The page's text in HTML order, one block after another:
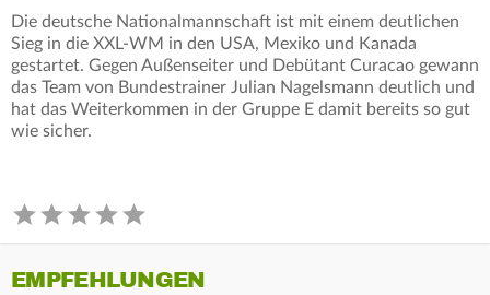
Die deutsche Nationalmannschaft ist mit einem deutlichen
Sieg in die XXL-WM in den USA, Mexiko und Kanada
gestartet. Gegen Außenseiter und Debütant Curacao gewann
das Team von Bundestrainer Julian Nagelsmann deutlich und
hat das Weiterkommen in der Gruppe E damit bereits so gut
wie sicher.
EMPFEHLUNGEN